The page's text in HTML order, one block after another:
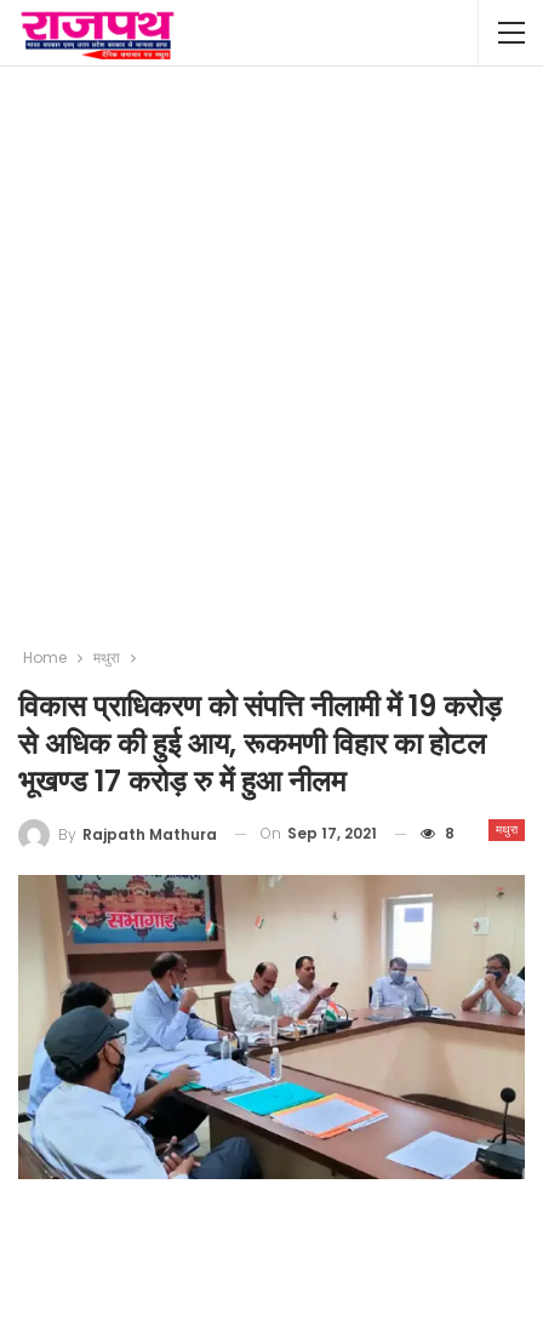
Home मथुरा
विकास प्राधिकरण को संपत्ति नीलामी में 19 करोड़
से अधिक की हुई आय, रूकमणी विहार का होटल
भूखण्ड 17 करोड़ रु में हुआ नीलम
मथुरा
By Rajpath Mathura On Sep 17, 2021 8